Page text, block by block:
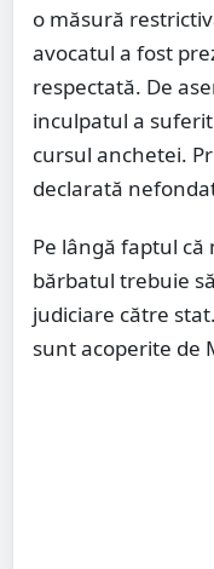
o măsură
avocatul a fost
respectată. De
inculpatul a
cursul anchetei.
declarată
Pe lângă faptul că
bărbatul trebuie
judiciare către
sunt acoperite de